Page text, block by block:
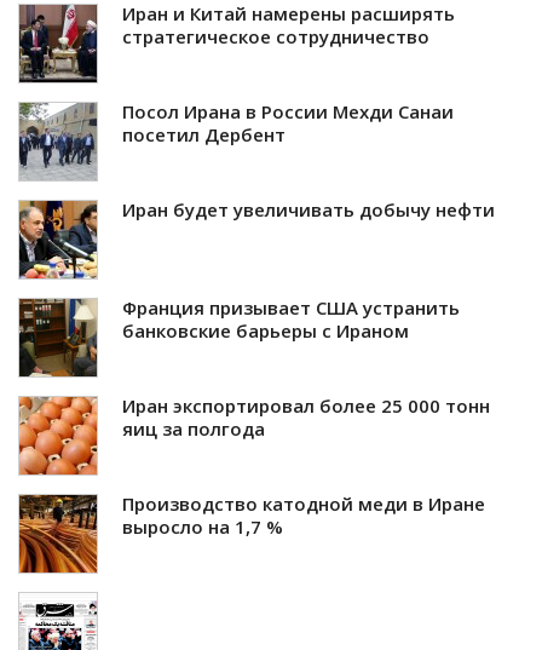
Иран и Китай намерены расширять
стратегическое сотрудничество
Посол Ирана в России Мехди Санаи
посетил Дербент
Иран будет увеличивать добычу нефти
Франция призывает США устранить
банковские барьеры с Ираном
Иран экспортировал более 25 000 тонн
яиц за полгода
Производство катодной меди в Иране
выросло на 1,7 %